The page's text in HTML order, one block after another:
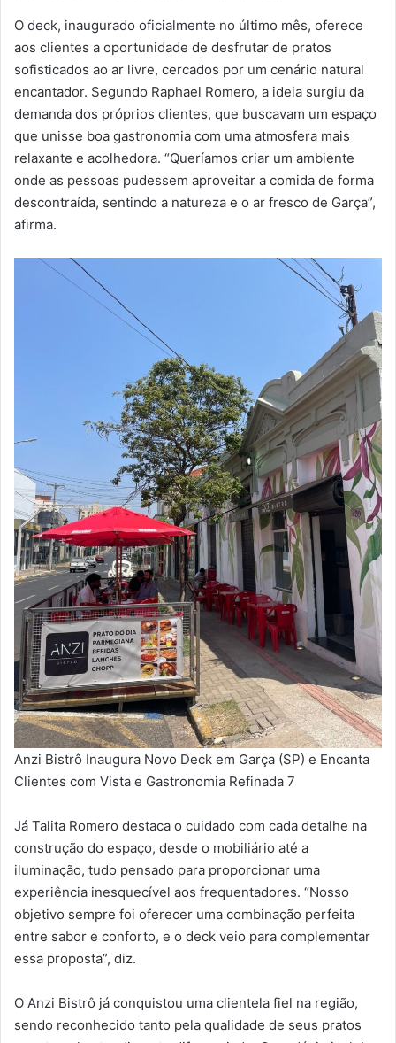
O deck, inaugurado oficialmente no último mês, oferece
aos clientes a oportunidade de desfrutar de pratos
sofisticados ao ar livre, cercados por um cenário natural
encantador. Segundo Raphael Romero, a ideia surgiu da
demanda dos próprios clientes, que buscavam um espaço
que unisse boa gastronomia com uma atmosfera mais
relaxante e acolhedora. “Queríamos criar um ambiente
onde as pessoas pudessem aproveitar a comida de forma
descontraída, sentindo a natureza e o ar fresco de Garça”,
afirma.
Anzi Bistrô Inaugura Novo Deck em Garça (SP) e Encanta
Clientes com Vista e Gastronomia Refinada 7
Já Talita Romero destaca o cuidado com cada detalhe na
construção do espaço, desde o mobiliário até a
iluminação, tudo pensado para proporcionar uma
experiência inesquecível aos frequentadores. “Nosso
objetivo sempre foi oferecer uma combinação perfeita
entre sabor e conforto, e o deck veio para complementar
essa proposta”, diz.
O Anzi Bistrô já conquistou uma clientela fiel na região,
sendo reconhecido tanto pela qualidade de seus pratos